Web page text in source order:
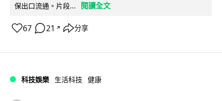
保出口流通。片段...
閱讀全文
67 21 ↗ 分享
科技娛樂 生活科技 健康